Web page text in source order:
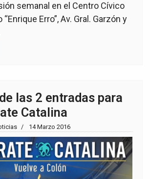
semanal en el Centro Cívico
Erro”, Av. Gral. Garzón y
las 2 entradas para
Catalina
14 Marzo 2016